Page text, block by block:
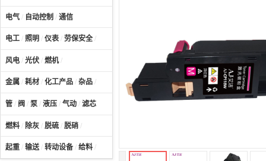
电气 / 自动控制 / 通信
电工 / 照明 / 仪表 / 劳保安全 /
风电 / 光伏 / 燃机/
金属 / 耗材 / 化工产品 / 杂品 /
管 / 阀 / 泵 / 液压 / 气动 / 滤芯
燃料 / 除灰 / 脱硫 / 脱硝 /
起重 / 输送/ 转动设备 / 给料 /